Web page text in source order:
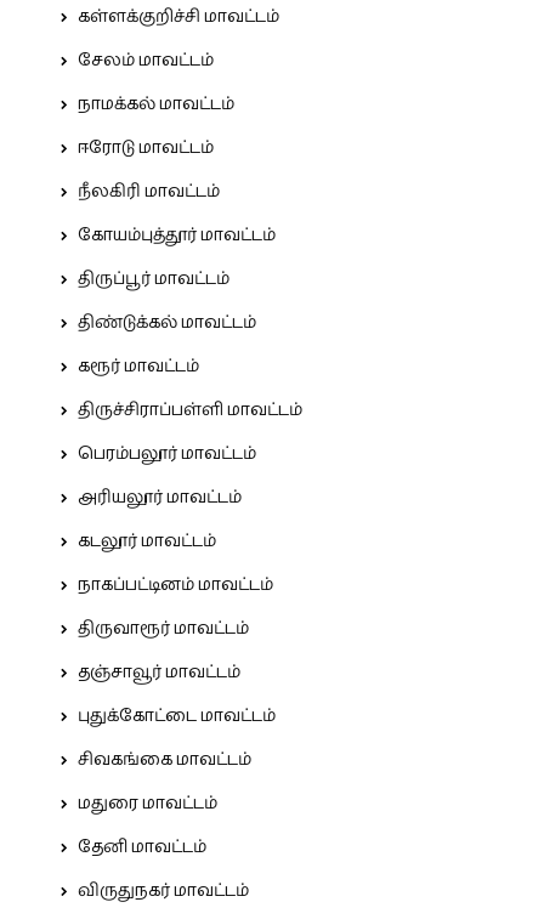
கள்ளக்குறிச்சி மாவட்டம்
சேலம் மாவட்டம்
நாமக்கல் மாவட்டம்
ஈரோடு மாவட்டம்
நீலகிரி மாவட்டம்
கோயம்புத்தூர் மாவட்டம்
திருப்பூர் மாவட்டம்
திண்டுக்கல் மாவட்டம்
கரூர் மாவட்டம்
திருச்சிராப்பள்ளி மாவட்டம்
பெரம்பலூர் மாவட்டம்
அரியலூர் மாவட்டம்
கடலூர் மாவட்டம்
நாகப்பட்டினம் மாவட்டம்
திருவாரூர் மாவட்டம்
தஞ்சாவூர் மாவட்டம்
புதுக்கோட்டை மாவட்டம்
சிவகங்கை மாவட்டம்
மதுரை மாவட்டம்
தேனி மாவட்டம்
விருதுநகர் மாவட்டம்